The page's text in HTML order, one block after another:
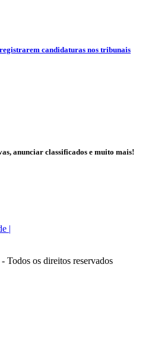
candidaturas nos tribunais
anunciar classificados e muito mais!
|
Todos os direitos reservados